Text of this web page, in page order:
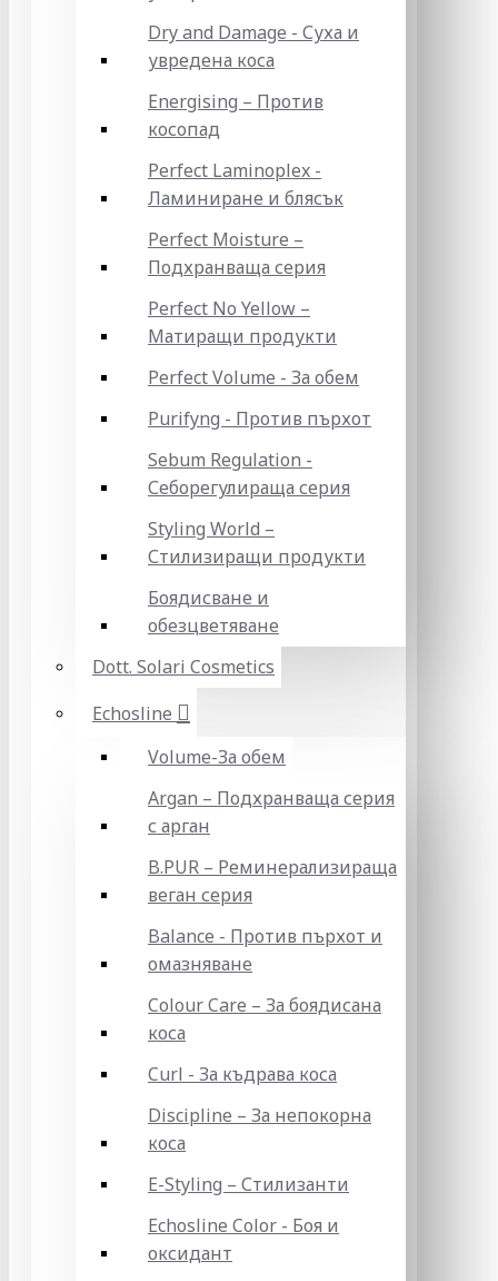
Dry and Damage - Суха и
увредена коса
Energising – Против
косопад
Perfect Laminoplex -
Ламиниране и блясък
Perfect Moisture –
Подхранваща серия
Perfect No Yellow –
Матиращи продукти
Perfect Volume - За обем
Purifyng - Против пърхот
Sebum Regulation -
Себорегулираща серия
Styling World –
Стилизиращи продукти
Боядисване и
обезцветяване
Dott. Solari Cosmetics
Echosline
Volume-За обем
Argan – Подхранваща серия
с арган
B.PUR – Реминерализираща
веган серия
Balance - Против пърхот и
омазняване
Colour Care – За боядисана
коса
Curl - За къдрава коса
Discipline – За непокорна
коса
E-Styling – Стилизанти
Echosline Color - Боя и
оксидант